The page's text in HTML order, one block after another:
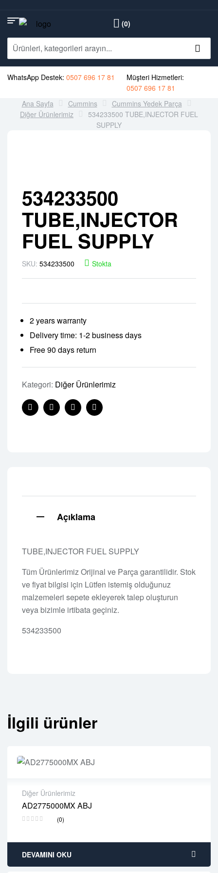
(0)
WhatsApp Destek: 0507 696 17 81
Müşteri Hizmetleri:
0507 696 17 81
Ana Sayfa
Cummins
Cummins Yedek Parça
Diğer Ürünlerimiz
534233500 TUBE,INJECTOR FUEL
SUPPLY
534233500
TUBE,INJECTOR
FUEL SUPPLY
SKU: 534233500 Stokta
2 years warranty
Delivery time: 1-2 business days
Free 90 days return
Kategori: Diğer Ürünlerimiz
FacebookTwitterLinkedinPinterest
Açıklama
TUBE,INJECTOR FUEL SUPPLY
Tüm Ürünlerimiz Orijinal ve Parça garantilidir. Stok
ve fiyat bilgisi için Lütfen istemiş olduğunuz
malzemeleri sepete ekleyerek talep oluşturun
veya bizimle irtibata geçiniz.
534233500
İlgili ürünler
Diğer Ürünlerimiz
AD2775000MX ABJ
(0)
2 years warranty
Delivery time: 1-2 business days
DEVAMINI OKU